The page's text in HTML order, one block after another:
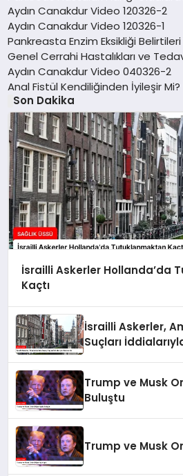
Aydın Canakdur Video 120326-2
Aydın Canakdur Video 120326-1
Pankreasta Enzim Eksikliği
Genel Cerrahi Hastalıkları ve
Aydın Canakdur Video 040326-2
Anal Fistül Kendiliğinden İyileşir Mi?
Son Dakika
İsrailli Askerler Hollanda’da
Kaçtı
İsrailli Askerler,
Suçları
Trump ve Musk
Buluştu
Trump ve Musk